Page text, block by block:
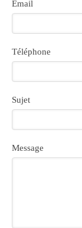
Email
Téléphone
Sujet
Message